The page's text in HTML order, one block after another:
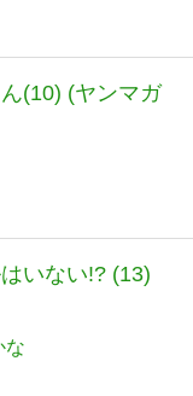
(10) (ヤンマガ
いない!? (13)
な